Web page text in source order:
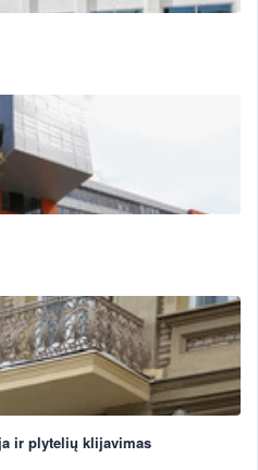
ir plytelių klijavimas